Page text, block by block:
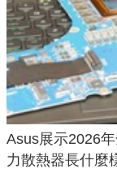
Asus展示2026
力散熱器長什麼